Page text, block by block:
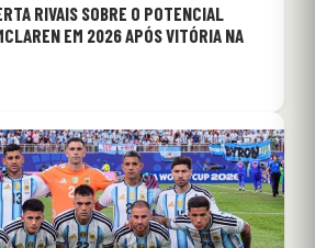
RIVAIS SOBRE O POTENCIAL
EM 2026 APÓS VITÓRIA NA